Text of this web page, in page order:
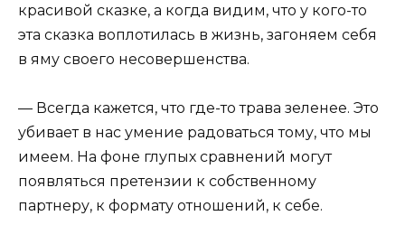
красивой сказке, а когда видим, что у кого-то
эта сказка воплотилась в жизнь, загоняем себя
в яму своего несовершенства.
— Всегда кажется, что где-то трава зеленее. Это
убивает в нас умение радоваться тому, что мы
имеем. На фоне глупых сравнений могут
появляться претензии к собственному
партнеру, к формату отношений, к себе.